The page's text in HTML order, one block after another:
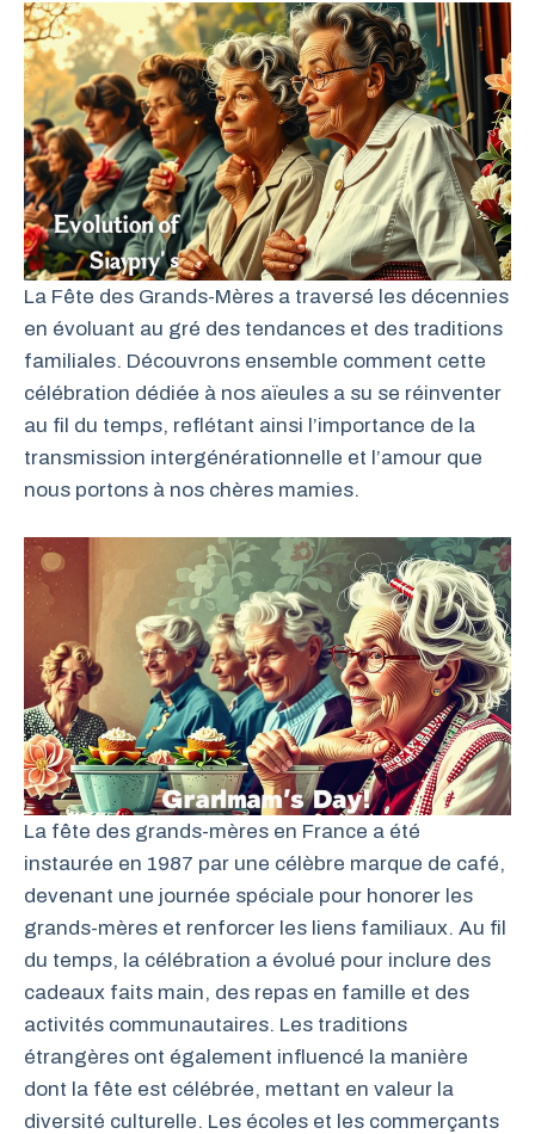
La Fête des Grands-Mères a traversé les décennies
en évoluant au gré des tendances et des traditions
familiales. Découvrons ensemble comment cette
célébration dédiée à nos aïeules a su se réinventer
au fil du temps, reflétant ainsi l’importance de la
transmission intergénérationnelle et l’amour que
nous portons à nos chères mamies.
La fête des grands-mères en France a été
instaurée en 1987 par une célèbre marque de café,
devenant une journée spéciale pour honorer les
grands-mères et renforcer les liens familiaux. Au fil
du temps, la célébration a évolué pour inclure des
cadeaux faits main, des repas en famille et des
activités communautaires. Les traditions
étrangères ont également influencé la manière
dont la fête est célébrée, mettant en valeur la
diversité culturelle. Les écoles et les commerçants